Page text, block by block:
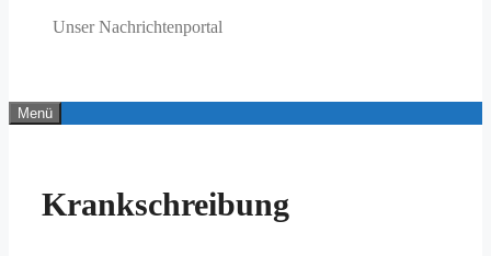
Unser Nachrichtenportal
Menü
Krankschreibung